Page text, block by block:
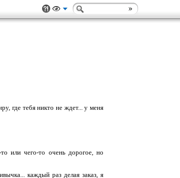
где тебя никто не ждет... у меня
или чего-то очень дорогое, но
каждый раз делая заказ, я